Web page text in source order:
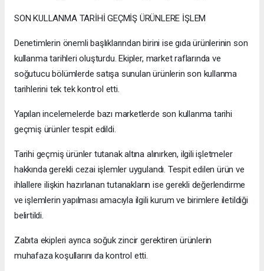
SON KULLANMA TARİHİ GEÇMİŞ ÜRÜNLERE İŞLEM
Denetimlerin önemli başlıklarından birini ise gıda ürünlerinin son
kullanma tarihleri oluşturdu. Ekipler, market raflarında ve
soğutucu bölümlerde satışa sunulan ürünlerin son kullanma
tarihlerini tek tek kontrol etti.
Yapılan incelemelerde bazı marketlerde son kullanma tarihi
geçmiş ürünler tespit edildi.
Tarihi geçmiş ürünler tutanak altına alınırken, ilgili işletmeler
hakkında gerekli cezai işlemler uygulandı. Tespit edilen ürün ve
ihlallere ilişkin hazırlanan tutanakların ise gerekli değerlendirme
ve işlemlerin yapılması amacıyla ilgili kurum ve birimlere iletildiği
belirtildi.
Zabıta ekipleri ayrıca soğuk zincir gerektiren ürünlerin
muhafaza koşullarını da kontrol etti.